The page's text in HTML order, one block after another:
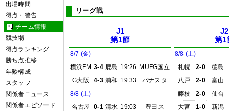
出場時間
得点・警告
チーム情報
競技場
得点ランキング
勝ち点推移
年齢構成
スタッフ
関係者ニュース
関係者エピソード
リーグ戦
J1
第1節
8/7 (金)
横浜FM 3-4 鹿島 19:26 MUFG国立
G大阪
4-3 浦和 19:33
パナスタ
8/8 (土)
名古屋 0-1 清水 19:03
豊田ス
J2
第1
8/8 (土)
札幌
2-0
徳島
八戸
2-0
富山
藤枝
2-0
仙台
大宮
1-0
新潟